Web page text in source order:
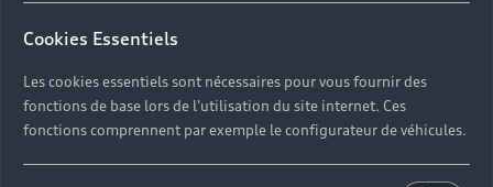
Cookies Essentiels
Les cookies essentiels sont nécessaires pour vous fournir des
fonctions de base lors de l'utilisation du site internet. Ces
fonctions comprennent par exemple le configurateur de véhicules.